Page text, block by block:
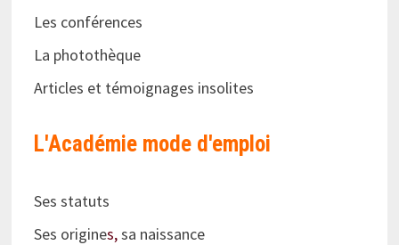
Les conférences
La photothèque
Articles et témoignages insolites
L'Académie mode d'emploi
Ses statuts
Ses origines,sa naissance